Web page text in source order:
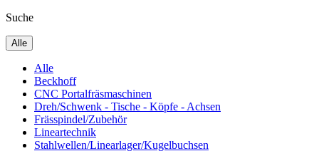
Suche
Alle
Alle
Beckhoff
CNC Portalfräsmaschinen
Dreh/Schwenk - Tische - Köpfe - Achsen
Frässpindel/Zubehör
Lineartechnik
Stahlwellen/Linearlager/Kugelbuchsen